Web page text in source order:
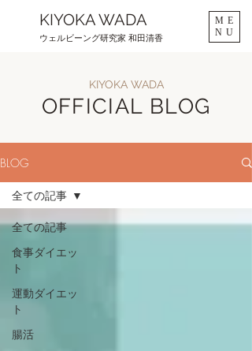
KIYOKA WADA
ウェルビーング研究家 和田清香
ME
NU
KIYOKA WADA
OFFICIAL BLOG
BLOG
全ての記事
食事ダイエッ
ト
運動ダイエッ
ト
腸活
全ての記事